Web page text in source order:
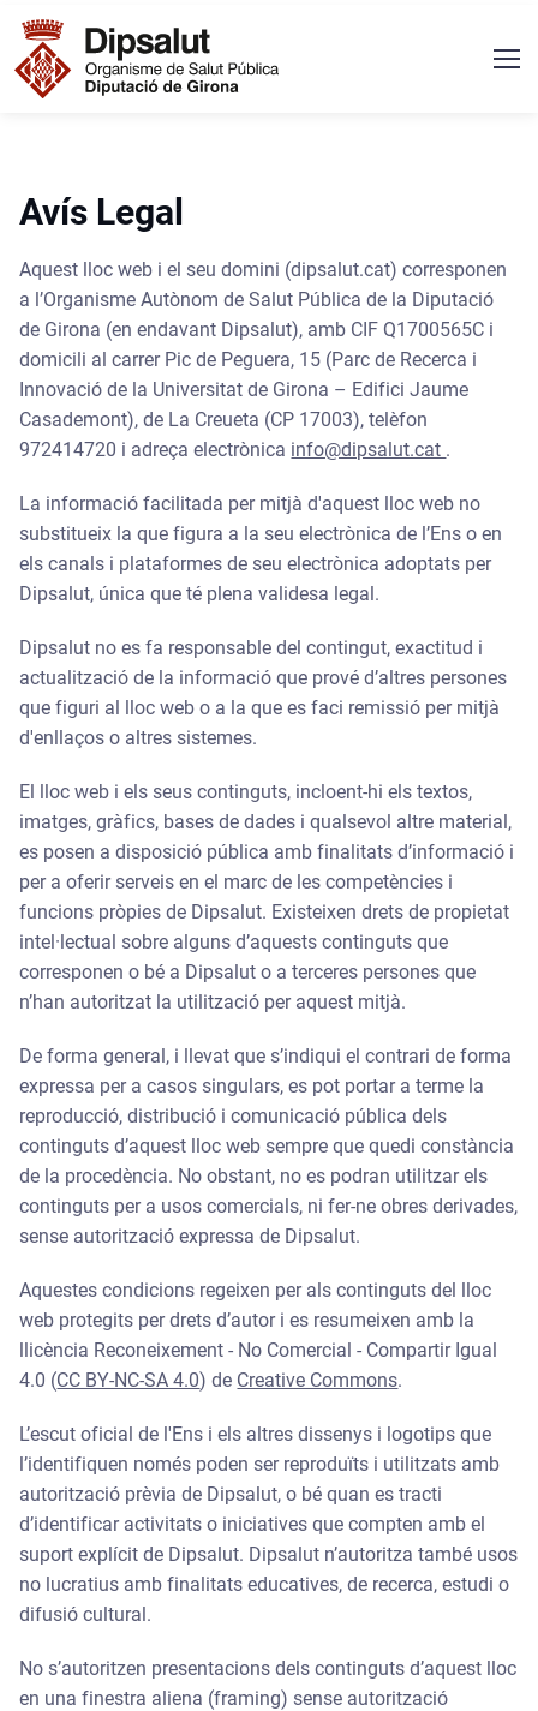
Navegació principal
Avís Legal
Aquest lloc web i el seu domini (dipsalut.cat) corresponen
a l’Organisme Autònom de Salut Pública de la Diputació
de Girona (en endavant Dipsalut), amb CIF Q1700565C i
domicili al carrer Pic de Peguera, 15 (Parc de Recerca i
Innovació de la Universitat de Girona – Edifici Jaume
Casademont), de La Creueta (CP 17003), telèfon
972414720 i adreça electrònica info@dipsalut.cat .
La informació facilitada per mitjà d'aquest lloc web no
substitueix la que figura a la seu electrònica de l’Ens o en
els canals i plataformes de seu electrònica adoptats per
Dipsalut, única que té plena validesa legal.
Dipsalut no es fa responsable del contingut, exactitud i
actualització de la informació que prové d’altres persones
que figuri al lloc web o a la que es faci remissió per mitjà
d'enllaços o altres sistemes.
El lloc web i els seus continguts, incloent-hi els textos,
imatges, gràfics, bases de dades i qualsevol altre material,
es posen a disposició pública amb finalitats d’informació i
per a oferir serveis en el marc de les competències i
funcions pròpies de Dipsalut. Existeixen drets de propietat
intel·lectual sobre alguns d’aquests continguts que
corresponen o bé a Dipsalut o a terceres persones que
n’han autoritzat la utilització per aquest mitjà.
De forma general, i llevat que s’indiqui el contrari de forma
expressa per a casos singulars, es pot portar a terme la
reproducció, distribució i comunicació pública dels
continguts d’aquest lloc web sempre que quedi constància
de la procedència. No obstant, no es podran utilitzar els
continguts per a usos comercials, ni fer-ne obres derivades,
sense autorització expressa de Dipsalut.
Aquestes condicions regeixen per als continguts del lloc
web protegits per drets d’autor i es resumeixen amb la
llicència Reconeixement - No Comercial - Compartir Igual
4.0 (CC BY-NC-SA 4.0) de Creative Commons.
L’escut oficial de l'Ens i els altres dissenys i logotips que
l’identifiquen només poden ser reproduïts i utilitzats amb
autorització prèvia de Dipsalut, o bé quan es tracti
d’identificar activitats o iniciatives que compten amb el
suport explícit de Dipsalut. Dipsalut n’autoritza també usos
no lucratius amb finalitats educatives, de recerca, estudi o
difusió cultural.
No s’autoritzen presentacions dels continguts d’aquest lloc
en una finestra aliena (framing) sense autorització